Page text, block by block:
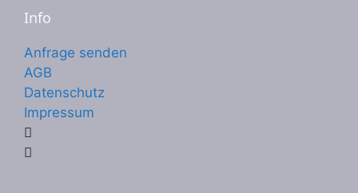
Info
Anfrage senden
AGB
Datenschutz
Impressum